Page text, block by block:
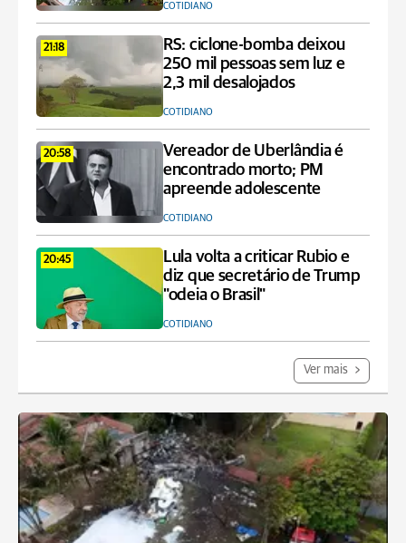
COTIDIANO
21:18
RS: ciclone-bomba deixou
250 mil pessoas sem luz e
2,3 mil desalojados
COTIDIANO
20:58
Vereador de Uberlândia é
encontrado morto; PM
apreende adolescente
COTIDIANO
20:45
Lula volta a criticar Rubio e
diz que secretário de Trump
"odeia o Brasil"
COTIDIANO
Ver mais